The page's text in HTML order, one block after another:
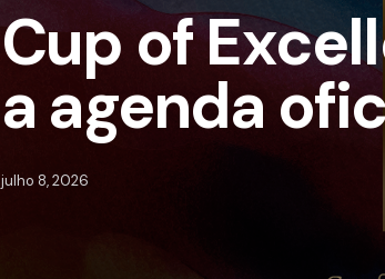
Cup of
a agenda
julho 8, 2026